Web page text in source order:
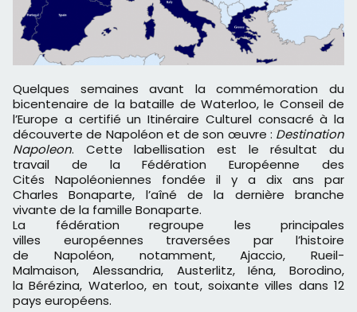
Quelques semaines avant la commémoration du
bicentenaire de la bataille de Waterloo, le Conseil de
l’Europe a certifié un Itinéraire Culturel consacré à la
découverte de Napoléon et de son œuvre : Destination
Napoleon. Cette labellisation est le résultat du
travail de la Fédération Européenne des
Cités Napoléoniennes fondée il y a dix ans par
Charles Bonaparte, l’aîné de la dernière branche
vivante de la famille Bonaparte.
La fédération regroupe les principales
villes européennes traversées par l’histoire
de Napoléon, notamment, Ajaccio, Rueil-
Malmaison, Alessandria, Austerlitz, Iéna, Borodino,
la Bérézina, Waterloo, en tout, soixante villes dans 12
pays européens.